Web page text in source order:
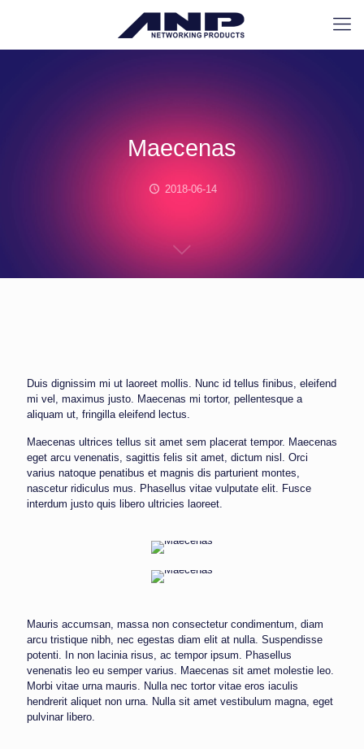
Maecenas
2018-06-14
Duis dignissim mi ut laoreet mollis. Nunc id tellus finibus, eleifend
mi vel, maximus justo. Maecenas mi tortor, pellentesque a
aliquam ut, fringilla eleifend lectus.
Maecenas ultrices tellus sit amet sem placerat tempor. Maecenas
eget arcu venenatis, sagittis felis sit amet, dictum nisl. Orci
varius natoque penatibus et magnis dis parturient montes,
nascetur ridiculus mus. Phasellus vitae vulputate elit. Fusce
interdum justo quis libero ultricies laoreet.
Mauris accumsan, massa non consectetur condimentum, diam
arcu tristique nibh, nec egestas diam elit at nulla. Suspendisse
potenti. In non lacinia risus, ac tempor ipsum. Phasellus
venenatis leo eu semper varius. Maecenas sit amet molestie leo.
Morbi vitae urna mauris. Nulla nec tortor vitae eros iaculis
hendrerit aliquet non urna. Nulla sit amet vestibulum magna, eget
pulvinar libero.